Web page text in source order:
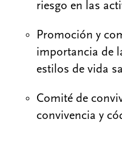
riesgo en las
Promoción y
importancia de
estilos de vida
Comité de
convivencia y